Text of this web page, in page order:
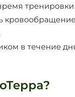
тренировки
в течение